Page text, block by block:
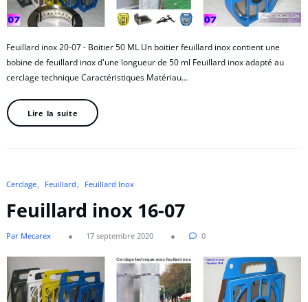
Feuillard inox 20-07 - Boitier 50 ML Un boitier feuillard inox contient une
bobine de feuillard inox d'une longueur de 50 ml Feuillard inox adapté au
cerclage technique Caractéristiques Matériau…
Lire la suite
Cerclage Feuillard Feuillard Inox
Feuillard inox 16-07
Par Mecarex 17 septembre 2020 0